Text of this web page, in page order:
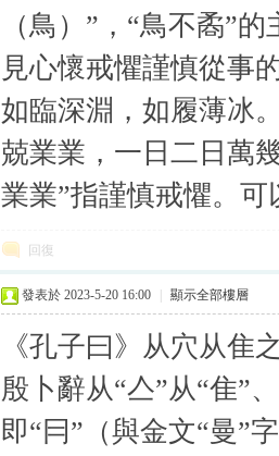
（鳥）”，“鳥不矞”的
見心懷戒懼謹慎從事
如臨深淵，如履薄冰
兢業業，一日二日萬
業業”指謹慎戒懼。可
回復
發表於 2023-5-20 16:00 顯示全部樓層
《孔子曰》从穴从隹
殷卜辭从“亼”从“隹”
即“冃”（與金文“曼”